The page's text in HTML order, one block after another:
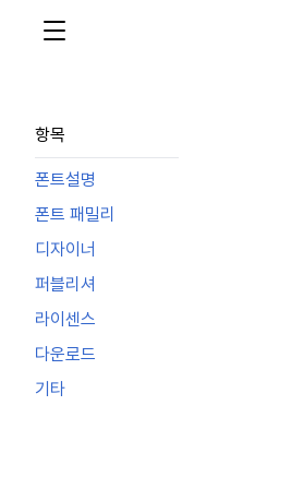
항목
폰트설명
폰트 패밀리
디자이너
퍼블리셔
라이센스
다운로드
기타